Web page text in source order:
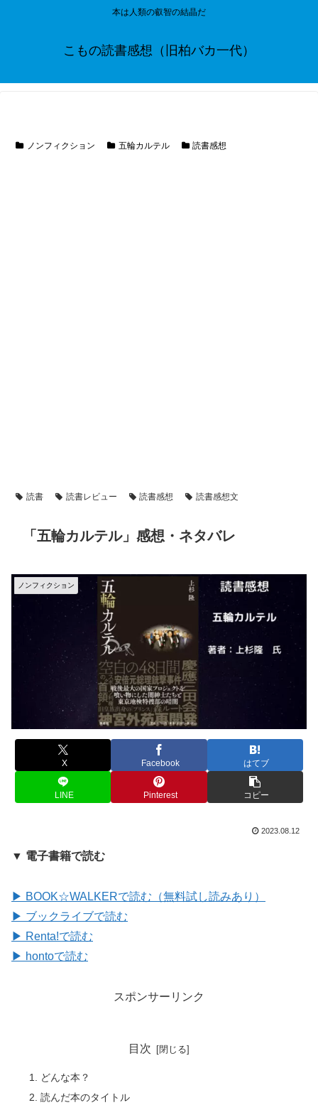
本は人類の叡智の結晶だ
こもの読書感想（旧柏バカ一代）
ノンフィクション 五輪カルテル 読書感想
読書 読書レビュー 読書感想 読書感想文
「五輪カルテル」感想・ネタバレ
ノンフィクション
X Facebook はてブ
LINE Pinterest コピー
2023.08.12
▼ 電子書籍で読む
▶ BOOK☆WALKERで読む（無料試し読みあり）
▶ ブックライブで読む
▶ Renta!で読む
▶ hontoで読む
スポンサーリンク
目次
どんな本？
読んだ本のタイトル